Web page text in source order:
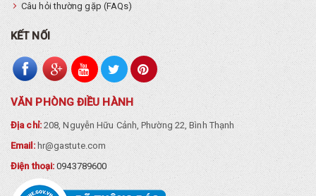
Câu hỏi thường gặp (FAQs)
KẾT NỐI
VĂN PHÒNG ĐIỀU HÀNH
Địa chỉ:208, Nguyễn Hữu Cảnh, Phường 22, Bình Thạnh
Email:hr@gastute.com
Điện thoại:0943789600